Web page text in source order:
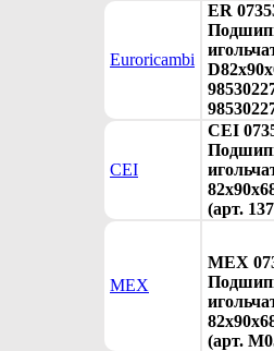
Euroricambi
ER
CEI
CEI
(арт.
MEX
MEX
(арт.